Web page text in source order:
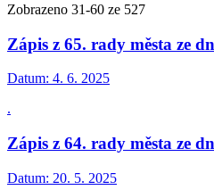
Zobrazeno 31-60 ze 527
Zápis z 65. rady města ze
Datum: 4. 6. 2025
.
Zápis z 64. rady města ze
Datum: 20. 5. 2025